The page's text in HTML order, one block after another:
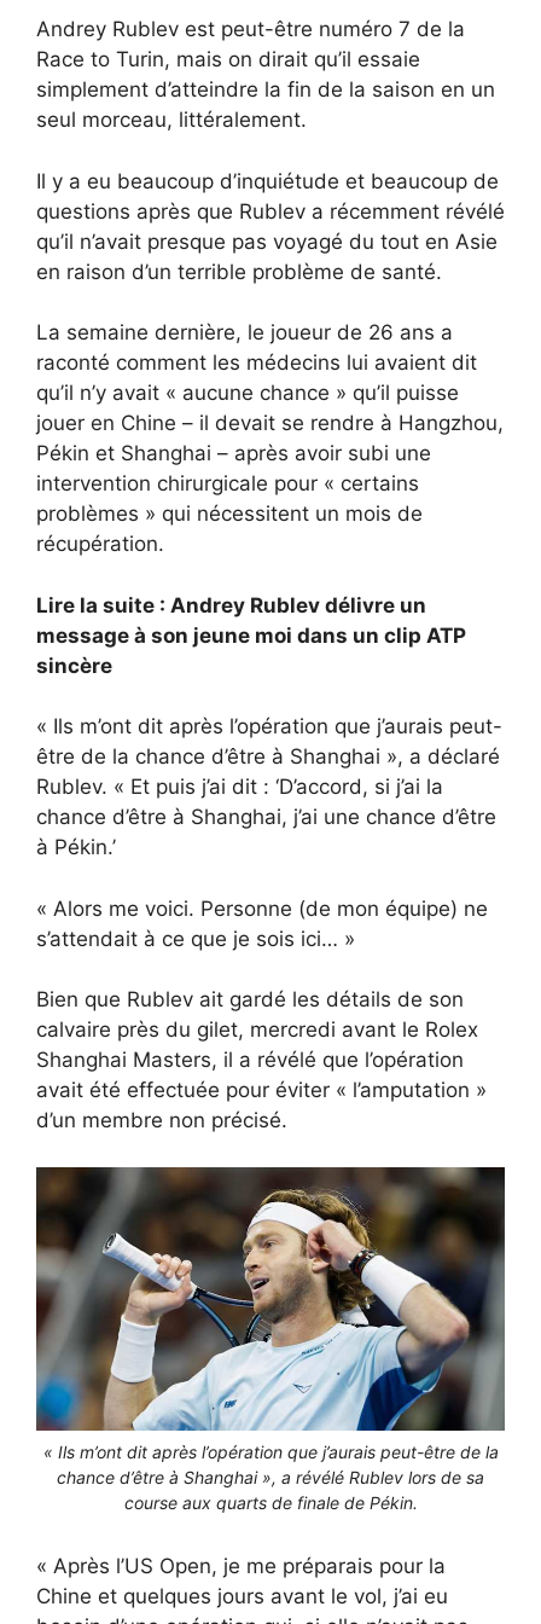
Andrey Rublev est peut-être numéro 7 de la
Race to Turin, mais on dirait qu’il essaie
simplement d’atteindre la fin de la saison en un
seul morceau, littéralement.
Il y a eu beaucoup d’inquiétude et beaucoup de
questions après que Rublev a récemment révélé
qu’il n’avait presque pas voyagé du tout en Asie
en raison d’un terrible problème de santé.
La semaine dernière, le joueur de 26 ans a
raconté comment les médecins lui avaient dit
qu’il n’y avait « aucune chance » qu’il puisse
jouer en Chine – il devait se rendre à Hangzhou,
Pékin et Shanghai – après avoir subi une
intervention chirurgicale pour « certains
problèmes » qui nécessitent un mois de
récupération.
Lire la suite : Andrey Rublev délivre un
message à son jeune moi dans un clip ATP
sincère
« Ils m’ont dit après l’opération que j’aurais peut-
être de la chance d’être à Shanghai », a déclaré
Rublev. « Et puis j’ai dit : ‘D’accord, si j’ai la
chance d’être à Shanghai, j’ai une chance d’être
à Pékin.’
« Alors me voici. Personne (de mon équipe) ne
s’attendait à ce que je sois ici… »
Bien que Rublev ait gardé les détails de son
calvaire près du gilet, mercredi avant le Rolex
Shanghai Masters, il a révélé que l’opération
avait été effectuée pour éviter « l’amputation »
d’un membre non précisé.
« Ils m’ont dit après l’opération que j’aurais peut-être de la
chance d’être à Shanghai », a révélé Rublev lors de sa
course aux quarts de finale de Pékin.
« Après l’US Open, je me préparais pour la
Chine et quelques jours avant le vol, j’ai eu